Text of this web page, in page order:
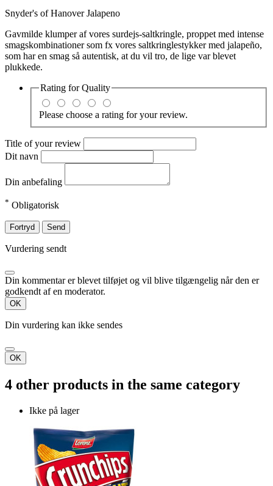
Snyder's of Hanover Jalapeno
Gavmilde klumper af vores surdejs-saltkringle, proppet med intense
smagskombinationer som fx vores saltkringlestykker med jalapeño,
som har en smag så autentisk, at du vil tro, de lige var blevet
plukkede.
Rating forQuality
Please choose a rating for your review.
Title of your review
Dit navn
Din anbefaling
* Obligatorisk
Fortryd Send
Vurdering sendt
Din kommentar er blevet tilføjet og vil blive tilgængelig når den er
godkendt af en moderator.
OK
Din vurdering kan ikke sendes
OK
4 other products in the same category
Ikke på lager